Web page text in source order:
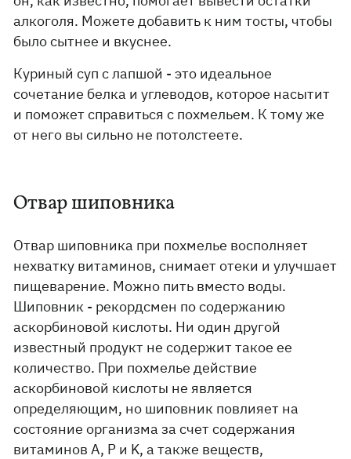
алкоголя. Можете добавить к ним тосты, чтобы
было сытнее и вкуснее.
Куриный суп с лапшой - это идеальное
сочетание белка и углеводов, которое насытит
и поможет справиться с похмельем. К тому же
от него вы сильно не потолстеете.
Отвар шиповника
Отвар шиповника при похмелье восполняет
нехватку витаминов, снимает отеки и улучшает
пищеварение. Можно пить вместо воды.
Шиповник - рекордсмен по содержанию
аскорбиновой кислоты. Ни один другой
известный продукт не содержит такое ее
количество. При похмелье действие
аскорбиновой кислоты не является
определяющим, но шиповник повлияет на
состояние организма за счет содержания
витаминов A, P и K, а также веществ,